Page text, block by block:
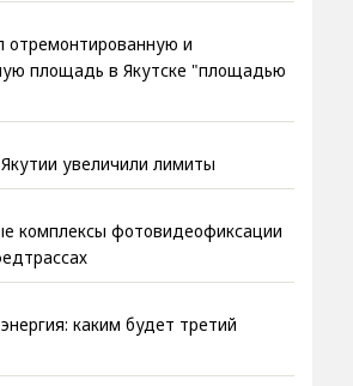
отремонтированную и
площадь в Якутске "площадью
увеличили лимиты
комплексы фотовидеофиксации
каким будет третий